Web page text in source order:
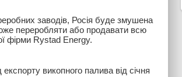
заводів, Росія буде змушена
переробляти або продавати всю
фірми Rystad Energy.
викопного палива від січня